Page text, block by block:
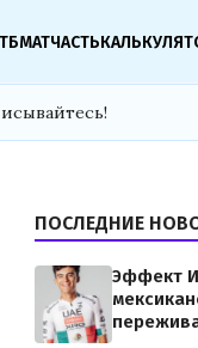
МАТЧАСТЬ
ПОСЛЕДНИЕ
Эффект